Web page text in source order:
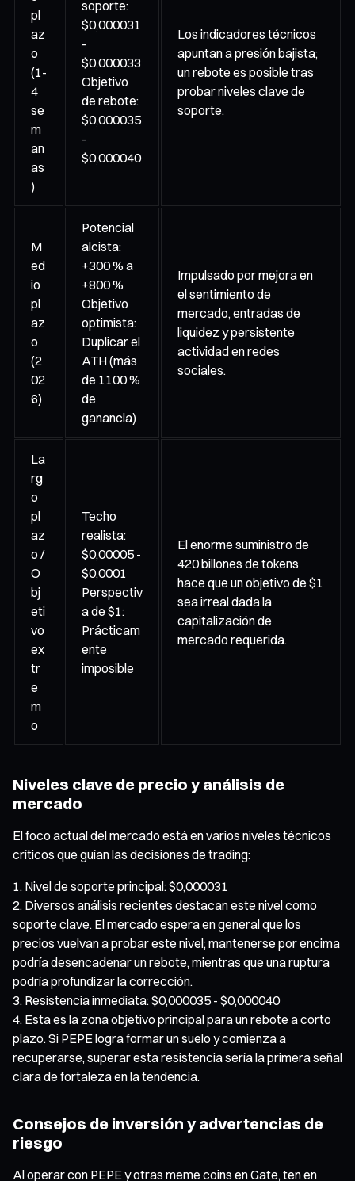
pl
az
o
(1-
4
se
m
an
as
)
soporte:
$0,000031
-
$0,000033
Objetivo
de rebote:
$0,000035
-
$0,000040
Los indicadores técnicos
apuntan a presión bajista;
un rebote es posible tras
probar niveles clave de
soporte.
M
ed
io
pl
az
o
(2
02
6)
Potencial
alcista:
+300 % a
+800 %
Objetivo
optimista:
Duplicar el
ATH (más
de 1100 %
de
ganancia)
Impulsado por mejora en
el sentimiento de
mercado, entradas de
liquidez y persistente
actividad en redes
sociales.
La
rg
o
pl
az
o /
O
bj
eti
vo
ex
tr
e
m
o
Techo
realista:
$0,00005 -
$0,0001
Perspectiv
a de $1:
Prácticam
ente
imposible
El enorme suministro de
420 billones de tokens
hace que un objetivo de $1
sea irreal dada la
capitalización de
mercado requerida.
Niveles clave de precio y análisis de
mercado
El foco actual del mercado está en varios niveles técnicos
críticos que guían las decisiones de trading:
Nivel de soporte principal: $0,000031
Diversos análisis recientes destacan este nivel como
soporte clave. El mercado espera en general que los
precios vuelvan a probar este nivel; mantenerse por encima
podría desencadenar un rebote, mientras que una ruptura
podría profundizar la corrección.
Resistencia inmediata: $0,000035 - $0,000040
Esta es la zona objetivo principal para un rebote a corto
plazo. Si PEPE logra formar un suelo y comienza a
recuperarse, superar esta resistencia sería la primera señal
clara de fortaleza en la tendencia.
Consejos de inversión y advertencias de
riesgo
Al operar con PEPE y otras meme coins en Gate, ten en